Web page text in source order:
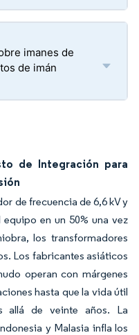
imanes de
de imán
de Integración para
de frecuencia de 6,6 kV y
en un 50% una vez
los transformadores
Los fabricantes asiáticos
operan con márgenes
hasta que la vida útil
allá de veinte años. La
y Malasia infla los